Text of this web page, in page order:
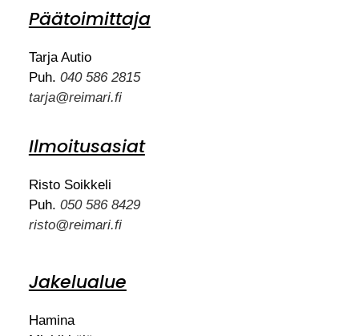
Päätoimittaja
Tarja Autio
Puh. 040 586 2815
tarja@reimari.fi
Ilmoitusasiat
Risto Soikkeli
Puh. 050 586 8429
risto@reimari.fi
Jakelualue
Hamina